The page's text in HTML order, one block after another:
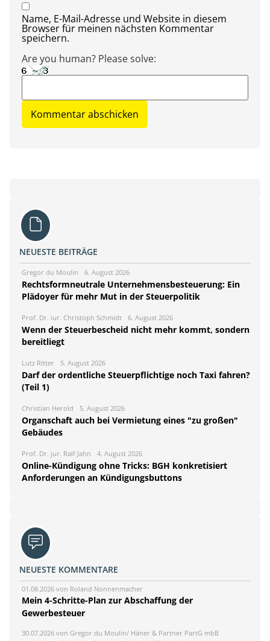
Name, E-Mail-Adresse und Website in diesem
Browser für meinen nächsten Kommentar
speichern.
Are you human? Please solve:
NEUESTE BEITRÄGE
Gregor du Moulin 6. August 2026
Rechtsformneutrale Unternehmensbesteuerung: Ein
Plädoyer für mehr Mut in der Steuerpolitik
Prof. Dr. iur. Christoph Schmidt 6. August 2026
Wenn der Steuerbescheid nicht mehr kommt, sondern
bereitliegt
Lutz Ritter 5. August 2026
Darf der ordentliche Steuerpflichtige noch Taxi fahren?
(Teil 1)
Christian Herold 5. August 2026
Organschaft auch bei Vermietung eines "zu großen"
Gebäudes
Prof. Dr. jur. Ralf Jahn 4. August 2026
Online-Kündigung ohne Tricks: BGH konkretisiert
Anforderungen an Kündigungsbuttons
NEUESTE KOMMENTARE
01.08.2026 von Roland Nonnenmacher
Mein 4-Schritte-Plan zur Abschaffung der
Gewerbesteuer
30.07.2026 von Gregor du Moulin/ Häner & Partner PartG mbB